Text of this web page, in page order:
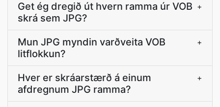
Get ég dregið út hvern ramma úr VOB
skrá sem JPG?
+
Mun JPG myndin varðveita VOB
litflokkun?
+
Hver er skráarstærð á einum
afdregnum JPG ramma?
+